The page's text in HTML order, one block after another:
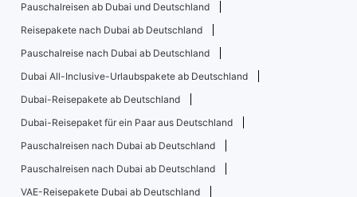
Pauschalreisen ab Dubai und Deutschland
Reisepakete nach Dubai ab Deutschland
Pauschalreise nach Dubai ab Deutschland
Dubai All-Inclusive-Urlaubspakete ab Deutschland
Dubai-Reisepakete ab Deutschland
Dubai-Reisepaket für ein Paar aus Deutschland
Pauschalreisen nach Dubai ab Deutschland
Pauschalreisen nach Dubai ab Deutschland
VAE-Reisepakete Dubai ab Deutschland